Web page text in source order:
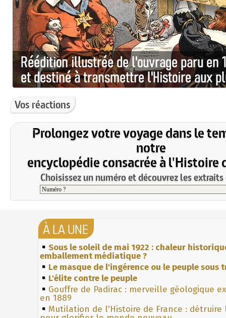
Vos réactions
Prolongez votre voyage dans le
notre
encyclopédie consacrée à l'Histoire
Choisissez un numéro et découvrez les
À LA UNE
Sous le soleil de mai 1922 : chaleur
emballement médiatique ?
Le masque de l'ingérence ou le peuple sous
L'élite contre le peuple
Gouffre de Padirac : merveille géologique
en 1889
Mutilation de l'Histoire de France : détruire